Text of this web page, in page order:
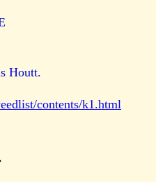
Houtt.
contents/k1.html